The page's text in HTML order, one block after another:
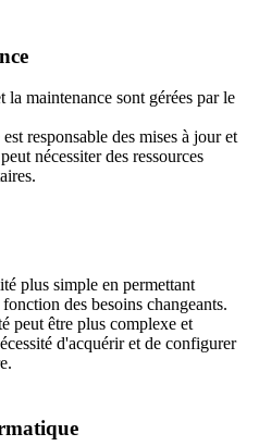
la maintenance sont gérées par le
responsable des mises à jour et
nécessiter des ressources
plus simple en permettant
des besoins changeants.
peut être plus complexe et
d'acquérir et de configurer